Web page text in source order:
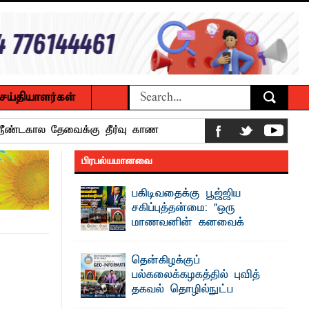
உபவேந்தர் வலியுறுத்தல்
அருட்பணி லூக்ஜோன்
பறிமுதல்
நவீன தொழில்நுட்பமும்
பிரபல்யமானவை
பகிடிவதைக்கு பூஜ்ஜிய
சகிப்புத்தன்மை: "ஒரு
மாணவனின் கனவைக்
கலைக்காதீர்கள்" –
தென்கிழக்குப் பல்கலைக்கழக உபவேந்தர்
வலியுறுத்தல்
"ஒ ரு மாணவனின் அல்லது மாணவியின்
கனவு என்னால் கலைக்கப்படாது" என்ற
தென்கிழக்குப்
பல்கலைக்கழகத்தில் புவித்
தகவல் தொழில்நுட்ப